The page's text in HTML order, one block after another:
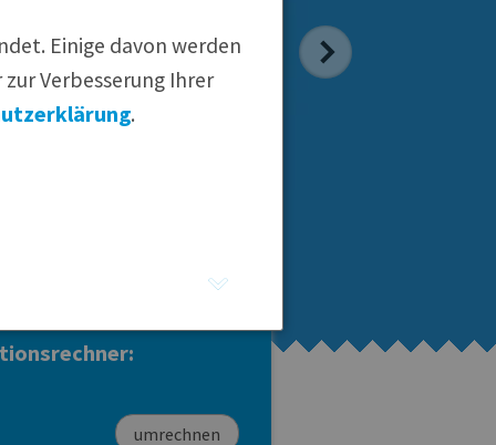
Carne di Manzo
Einige davon werden
Verbesserung Ihrer
.